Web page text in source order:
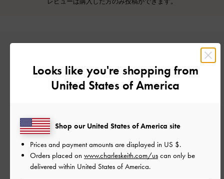
ご感想をお聞かせください
Looks like you're shopping from
United States of America
Shop our United States of America site
Prices and payment amounts are displayed in US $.
Orders placed on www.charleskeith.com/us can only be
delivered within United States of America.